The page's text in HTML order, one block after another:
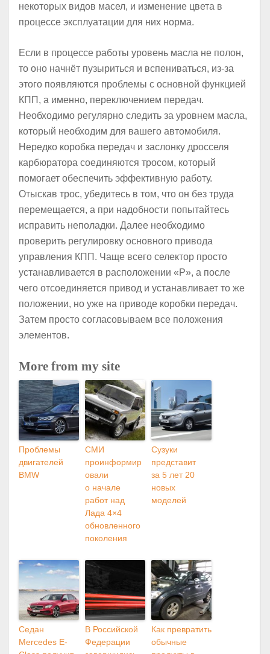
некоторых видов масел, и изменение цвета в
процессе эксплуатации для них норма.
Если в процессе работы уровень масла не полон,
то оно начнёт пузыриться и вспениваться, из-за
этого появляются проблемы с основной функцией
КПП, а именно, переключением передач.
Необходимо регулярно следить за уровнем масла,
который необходим для вашего автомобиля.
Нередко коробка передач и заслонку дросселя
карбюратора соединяются тросом, который
помогает обеспечить эффективную работу.
Отыскав трос, убедитесь в том, что он без труда
перемещается, а при надобности попытайтесь
исправить неполадки. Далее необходимо
проверить регулировку основного привода
управления КПП. Чаще всего селектор просто
устанавливается в расположении «P», а после
чего отсоединяется привод и устанавливает то же
положении, но уже на приводе коробки передач.
Затем просто согласовываем все положения
элементов.
More from my site
Проблемы
двигателей
BMW
СМИ
проинформир
овали
о начале
работ над
Лада 4×4
обновленного
поколения
Сузуки
представит
за 5 лет 20
новых
моделей
Седан
Mercedes E-
В Российской
Федерации
Как превратить
обычные